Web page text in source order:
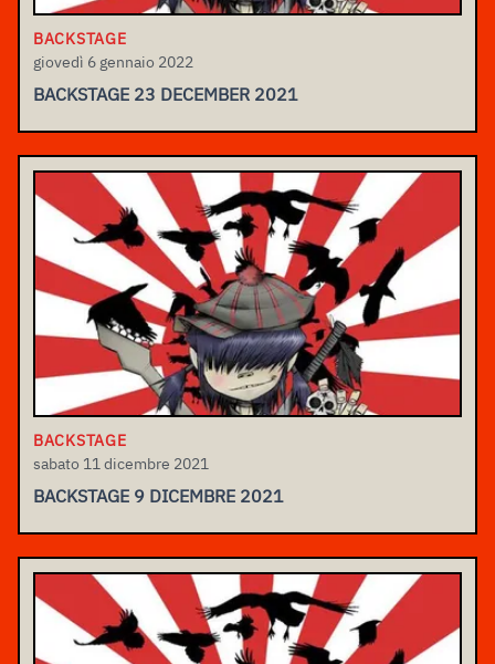
BACKSTAGE
giovedì 6 gennaio 2022
BACKSTAGE 23 DECEMBER 2021
BACKSTAGE
sabato 11 dicembre 2021
BACKSTAGE 9 DICEMBRE 2021